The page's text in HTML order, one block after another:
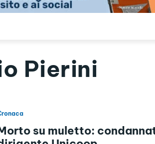
Pierini
su muletto: